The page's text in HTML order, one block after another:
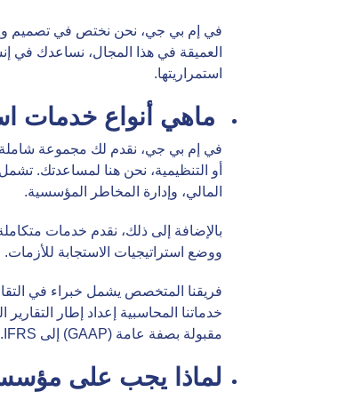
العميقة في هذا المجال، نساعدك في
استمراريتها.
ماهي أنواع خدمات
في إم بي جي، نقدم لك مجموعة شاملة
المالي، وإدارة المخاطر المؤسسية.
بالإضافة إلى ذلك، نقدم خدمات
ووضع استراتيجيات الاستجابة للأزمات.
فريقنا المتخصص يشمل خبراء في
مقبولة بصفة عامة (GAAP) إلى IFRS. كما نوفر استشارات في إدارة المخاطر المتعلقة بالتكنولوجيا.
لماذا يجب على